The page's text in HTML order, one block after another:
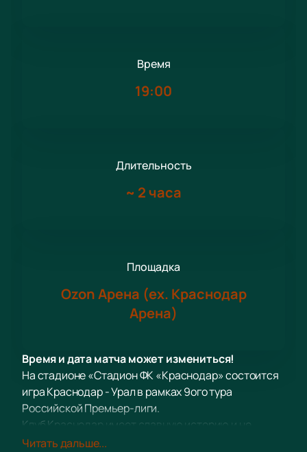
Время
19:00
Длительность
~ 2 часа
Площадка
Ozon Арена (ex. Краснодар
Арена)
Время и дата матча может измениться!
На стадионе «Стадион ФК «Краснодар» состоится
игра Краснодар - Урал в рамках 9ого тура
Российской Премьер-лиги.
Клуб Краснодар имеет славную историю и не
первый год принимает участие в РПЛ, неизменно
Читать дальше...